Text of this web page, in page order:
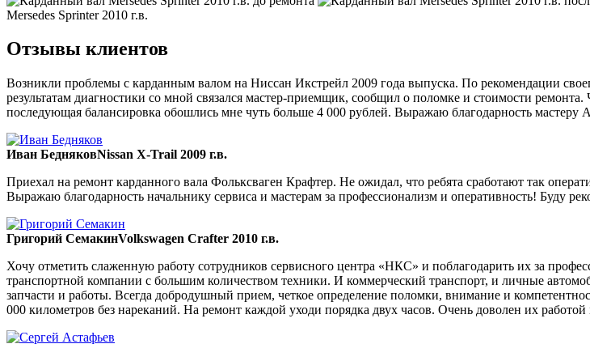
Mersedes Sprinter 2010 г.в.
Отзывы клиентов
Возникли проблемы с карданным валом на Ниссан Икстрейл 2009 года выпуска. По рекомендации
результатам диагностики со мной связался мастер-приемщик, сообщил о поломке и стоимости
последующая балансировка обошлись мне чуть больше 4 000 рублей. Выражаю благодарность мастеру
Иван БедняковNissan X-Trail 2009 г.в.
Приехал на ремонт карданного вала Фольксваген Крафтер. Не ожидал, что ребята сработают так
Выражаю благодарность начальнику сервиса и мастерам за профессионализм и оперативность! Буду
Григорий СемакинVolkswagen Crafter 2010 г.в.
Хочу отметить слаженную работу сотрудников сервисного центра «НКС» и поблагодарить их за
транспортной компании с большим количеством техники. И коммерческий транспорт, и личные
запчасти и работы. Всегда добродушный прием, четкое определение поломки, внимание и
000 километров без нареканий. На ремонт каждой уходи порядка двух часов. Очень доволен их работой